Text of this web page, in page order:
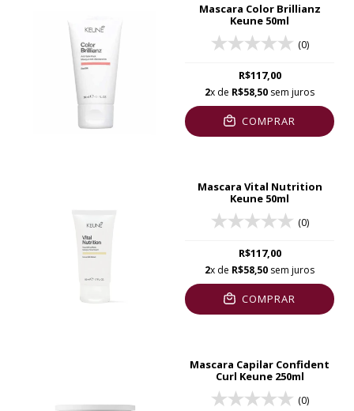
Mascara Color Brillianz
Keune 50ml
(0)
R$117,00
2x de R$58,50 sem juros
COMPRAR
Mascara Vital Nutrition
Keune 50ml
(0)
R$117,00
2x de R$58,50 sem juros
COMPRAR
Mascara Capilar Confident
Curl Keune 250ml
(0)